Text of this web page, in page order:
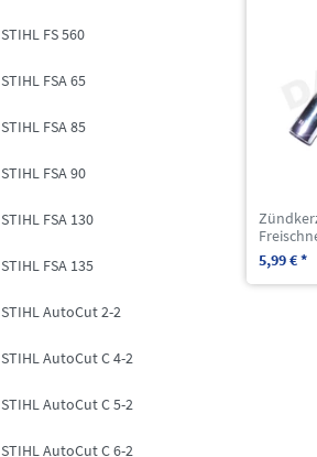
STIHL FS 560
STIHL FSA 65
STIHL FSA 85
STIHL FSA 90
STIHL FSA 130
STIHL FSA 135
STIHL AutoCut 2-2
STIHL AutoCut C 4-2
STIHL AutoCut C 5-2
STIHL AutoCut C 6-2
5,99 € *